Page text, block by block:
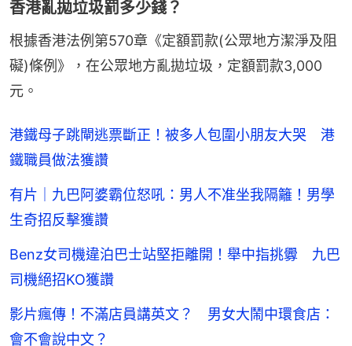
香港亂拋垃圾罰多少錢？
根據香港法例第570章《定額罰款(公眾地方潔淨及阻
礙)條例》，在公眾地方亂拋垃圾，定額罰款3,000
元。
港鐵母子跳閘逃票斷正！被多人包圍小朋友大哭 港
鐵職員做法獲讚
有片｜九巴阿婆霸位怒吼：男人不准坐我隔籬！男學
生奇招反擊獲讚
Benz女司機違泊巴士站堅拒離開！舉中指挑釁 九巴
司機絕招KO獲讚
影片瘋傳！不滿店員講英文？ 男女大鬧中環食店：
會不會說中文？